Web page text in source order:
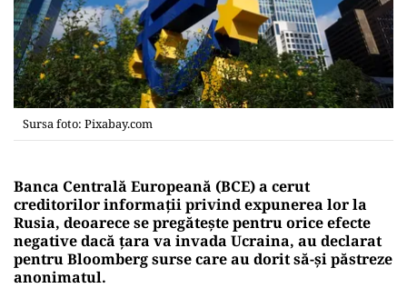
Sursa foto: Pixabay.com
Banca Centrală Europeană (BCE) a cerut
creditorilor informaţii privind expunerea lor la
Rusia, deoarece se pregăteşte pentru orice efecte
negative dacă ţara va invada Ucraina, au declarat
pentru Bloomberg surse care au dorit să-şi păstreze
anonimatul.